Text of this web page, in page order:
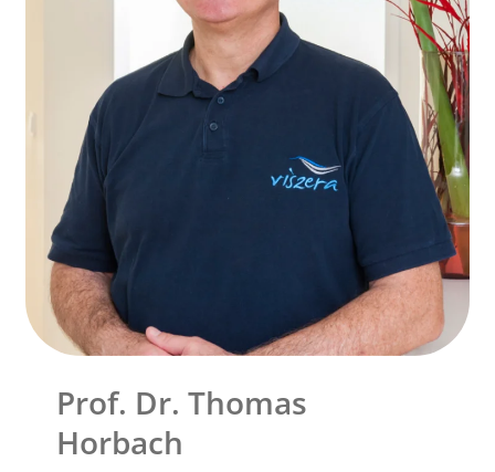
Prof. Dr. Thomas
Horbach